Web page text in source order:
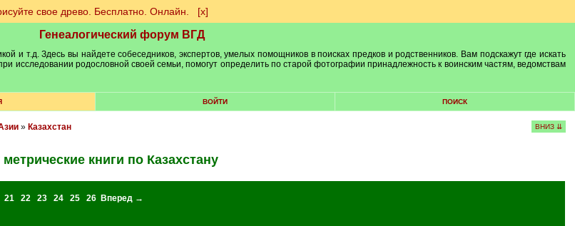
свое древо. Бесплатно. Онлайн. [х]
Генеалогический форум ВГД
и т.д. Здесь вы найдете собеседников, экспертов, умелых помощников в поисках предков и родственников. Вам подскажут где искать
исследовании родословной своей семьи, помогут определить по старой фотографии принадлежность к воинским частям, ведомствам
ВОЙТИ ПОИСК
» Казахстан ВНИЗ ⇊
книги по Казахстану
21 22 23 24 25 26
Вперед →